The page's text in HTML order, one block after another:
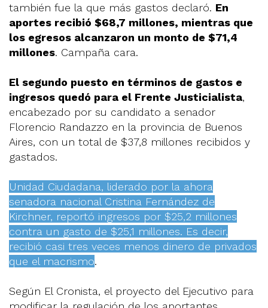
también fue la que más gastos declaró. En
aportes recibió $68,7 millones, mientras que
los egresos alcanzaron un monto de $71,4
millones. Campaña cara.
El segundo puesto en términos de gastos e
ingresos quedó para el Frente Justicialista,
encabezado por su candidato a senador
Florencio Randazzo en la provincia de Buenos
Aires, con un total de $37,8 millones recibidos y
gastados.
Unidad Ciudadana, liderado por la ahora
senadora nacional Cristina Fernández de
Kirchner, reportó ingresos por $25,2 millones
contra un gasto de $25,1 millones. Es decir,
recibió casi tres veces menos dinero de privados
que el macrismo.
Según El Cronista, el proyecto del Ejecutivo para